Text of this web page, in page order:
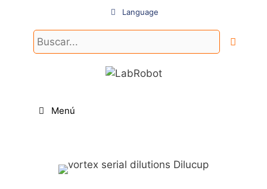
contenido
Language
Buscar:
Menú